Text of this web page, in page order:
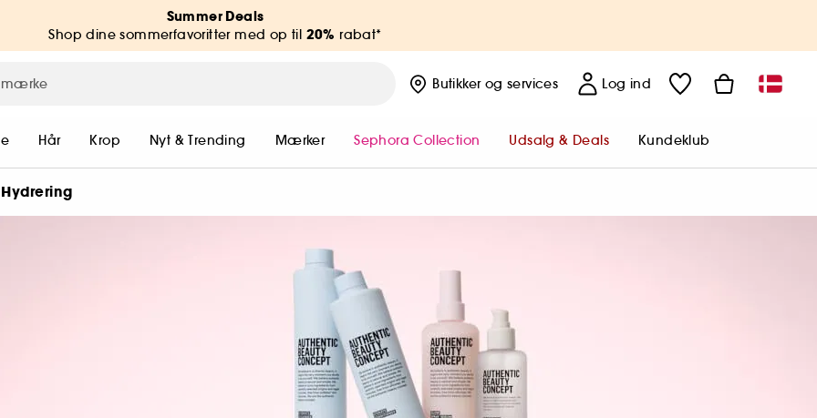
Summer Deals
Shop dine sommerfavoritter med op til 20% rabat*
Butikker og services Log ind
Hår Krop Nyt & Trending Mærker Sephora Collection Udsalg & Deals Kundeklub
Hydrering